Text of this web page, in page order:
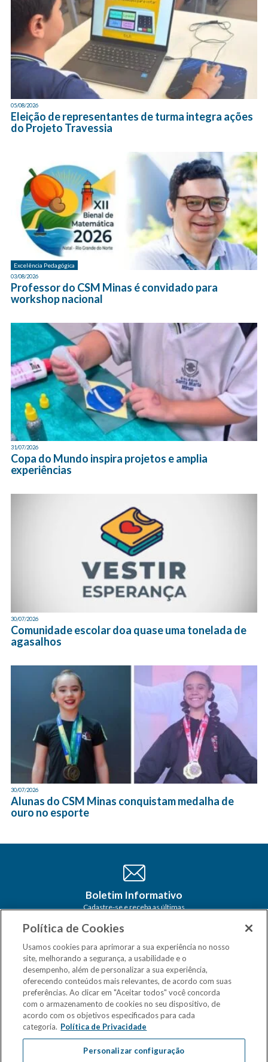
05/08/2026
Eleição de representantes de turma integra ações
do Projeto Travessia
Excelência Pedagógica
03/08/2026
Professor do CSM Minas é convidado para
workshop nacional
31/07/2026
Copa do Mundo inspira projetos e amplia
experiências
30/07/2026
Comunidade escolar doa quase uma tonelada de
agasalhos
30/07/2026
Alunas do CSM Minas conquistam medalha de
ouro no esporte
Boletim Informativo
Cadastre-se e receba as últimas
Política de Cookies
Usamos cookies para aprimorar a sua experiência no nosso
site, melhorando a segurança, a usabilidade e o
desempenho, além de personalizar a sua experiência,
oferecendo conteúdos mais relevantes, de acordo com suas
preferências. Ao clicar em "Aceitar todos" você concorda
com o armazenamento de cookies no seu dispositivo, de
acordo com os objetivos especificados para cada
categoria. Política de Privacidade
Personalizar configuração